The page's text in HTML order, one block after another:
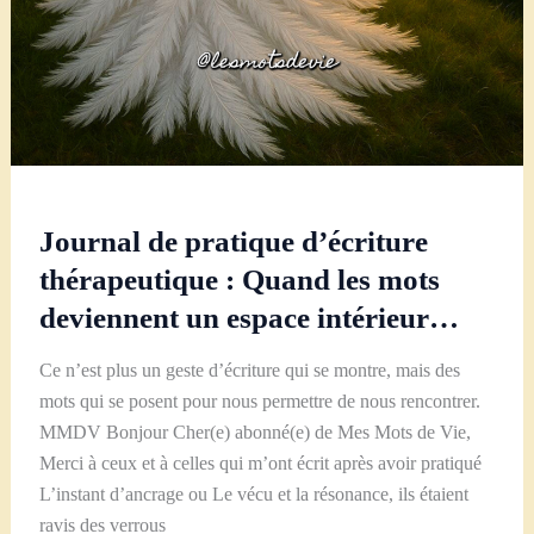
Journal de pratique d’écriture
thérapeutique : Quand les mots
deviennent un espace intérieur…
Ce n’est plus un geste d’écriture qui se montre, mais des
mots qui se posent pour nous permettre de nous rencontrer.
MMDV Bonjour Cher(e) abonné(e) de Mes Mots de Vie,
Merci à ceux et à celles qui m’ont écrit après avoir pratiqué
L’instant d’ancrage ou Le vécu et la résonance, ils étaient
ravis des verrous